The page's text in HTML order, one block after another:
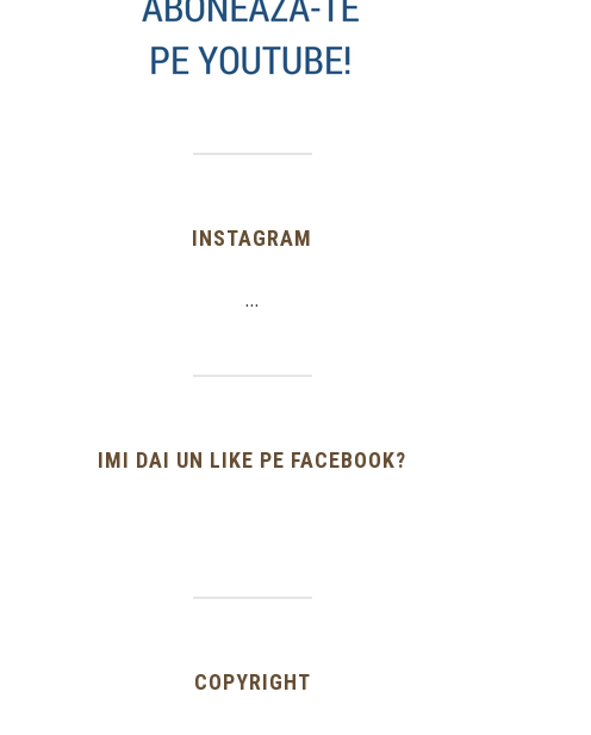
INSTAGRAM
…
IMI DAI UN LIKE PE FACEBOOK?
COPYRIGHT